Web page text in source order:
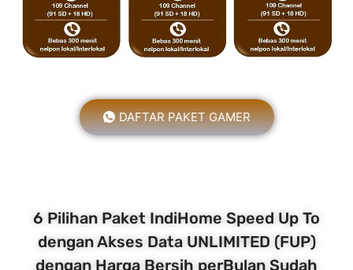
DAFTAR PAKET GAMER
6 Pilihan Paket IndiHome Speed Up To
dengan Akses Data UNLIMITED (FUP)
dengan Harga Bersih perBulan Sudah